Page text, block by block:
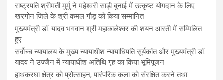
राष्ट्रपति श्रीमती मुर्मु ने महेश्वरी साड़ी बुनाई में उत्कृष्ट योगदान के लिए
खरगोन जिले के श्री कमल गौड़ को किया सम्मानित
मुख्यमंत्री डॉ. यादव भगवान श्री महाकालेश्‍वर की शयन आरती में सम्मिलित
हुए
सर्वोच्च न्यायालय के मुख्‍य न्‍यायाधीश न्यायाधिपति सूर्यकांत और मुख्यमंत्री डॉ.
यादव ने उज्जैन में न्यायाधीश अतिथि गृह का किया भूमिपूजन
हाथकरघा क्षेत्र को प्रोत्साहन, पारंपरिक कला को संरक्षित करने तथा